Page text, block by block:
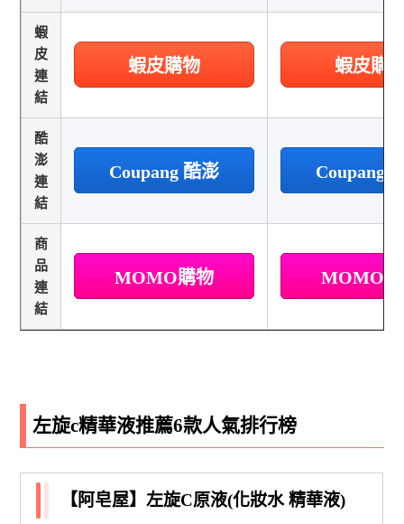
蝦
皮
連
結
蝦皮購物 蝦皮購
酷
澎
連
結
Coupang 酷澎 Coupang
商
品
連
結
MOMO購物 MOMO
左旋c精華液推薦6款人氣排行榜
【阿皂屋】左旋C原液(化妝水 精華液)